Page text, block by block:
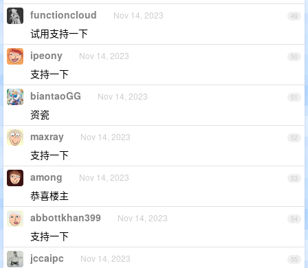
49
functioncloud Nov 14, 2023
试用支持一下
50
ipeony Nov 14, 2023
支持一下
51
biantaoGG Nov 14, 2023
资瓷
52
maxray Nov 14, 2023
支持一下
53
among Nov 14, 2023
恭喜楼主
54
abbottkhan399 Nov 14, 2023
支持一下
55
jccaipc Nov 14, 2023